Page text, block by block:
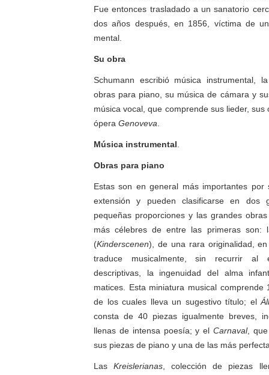
Fue entonces trasladado a un sanatorio
dos años después, en 1856, víctima de
mental.
Su obra
Schumann escribió música instrumental,
obras para piano, su música de cámara y
música vocal, que comprende sus lieder,
ópera Genoveva
Música instrumental
Obras para piano
Estas son en general más importantes
extensión y pueden clasificarse en dos
pequeñas proporciones y las grandes
más célebres de entre las primeras son:
(Kinderscenen), de una rara originalidad,
traduce musicalmente, sin recurrir al
descriptivas, la ingenuidad del alma
matices. Esta miniatura musical comprende
de los cuales lleva un sugestivo título; el
consta de 40 piezas igualmente breves,
llenas de intensa poesía; y el Carnaval,
sus piezas de piano y una de las más
LasKreislerianas , colección de piezas